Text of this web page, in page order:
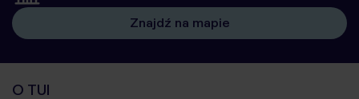
Znajdź na mapie
O TUI